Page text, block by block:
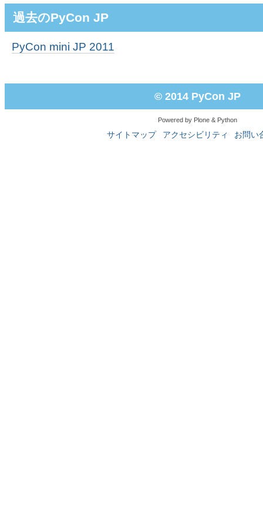
過去のPyCon JP
PyCon mini JP 2011
© 2014 PyCon JP
Powered by Plone & Python
サイトマップ アクセシビリティ お問い